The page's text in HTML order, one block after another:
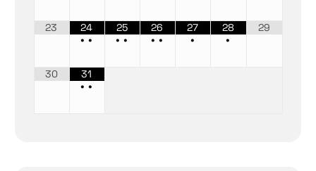
23
24
••
25
••
26
••
27
•
28
•
29
30
31
••